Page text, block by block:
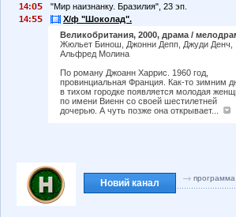
14:
"Мир наизнанку. Бразилия", 23 эп.
14:
Х/ф "Шоколад".
Великобритания, 2000, драма /
Жюльет Бинош, Джонни Депп, Джуди Денч,
Альфред Молина
По роману Джоанн Харрис. 1960 год,
провинциальная Франция. Как-то зимним
в тихом городке появляется молодая
по имени Виенн со своей шестилетней
дочерью. А чуть позже она открывает...
Новий канал